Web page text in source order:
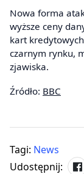
Nowa forma
wyższe ceny
kart
czarnym rynku,
zjawiska.
Źródło: BBC
Tagi: News
Udostępnij: